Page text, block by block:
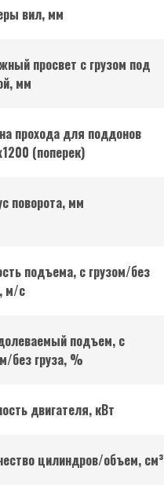
вил, мм
просвет с грузом под
мм
прохода для поддонов
(поперек)
поворота, мм
подъема, с грузом/без
м/с
подъем, с
без груза, %
двигателя, кВт
цилиндров/объем, см³